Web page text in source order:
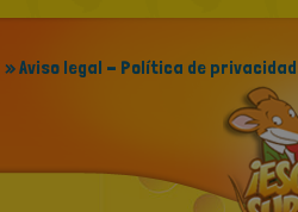
» Aviso legal - Política de privacidad